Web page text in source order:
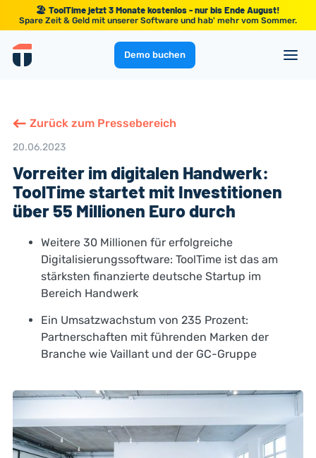
🏖️ ToolTime jetzt 3 Monate kostenlos - nur bis Ende August!
Spare Zeit & Geld mit unserer Software und hab' mehr vom Sommer.
Demo buchen
Zurück zum Pressebereich
20.06.2023
Vorreiter im digitalen Handwerk:
ToolTime startet mit Investitionen
über 55 Millionen Euro durch
Weitere 30 Millionen für erfolgreiche
Digitalisierungssoftware: ToolTime ist das am
stärksten finanzierte deutsche Startup im
Bereich Handwerk
Ein Umsatzwachstum von 235 Prozent:
Partnerschaften mit führenden Marken der
Branche wie Vaillant und der GC-Gruppe